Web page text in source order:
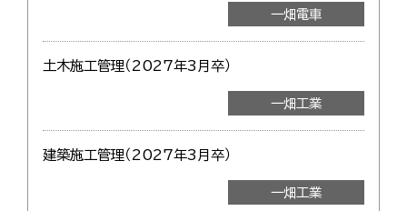
一畑電車
土木施工管理（2027年3月卒）
一畑工業
建築施工管理（2027年3月卒）
一畑工業